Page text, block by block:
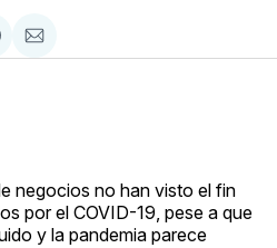
Compartir
via
negocios no han visto el fin
por el COVID-19, pese a que
y la pandemia parece